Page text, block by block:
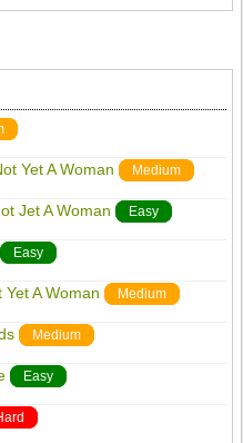
Yet A Woman Medium
Jet A Woman Easy
Easy
A Woman Medium
Medium
Easy